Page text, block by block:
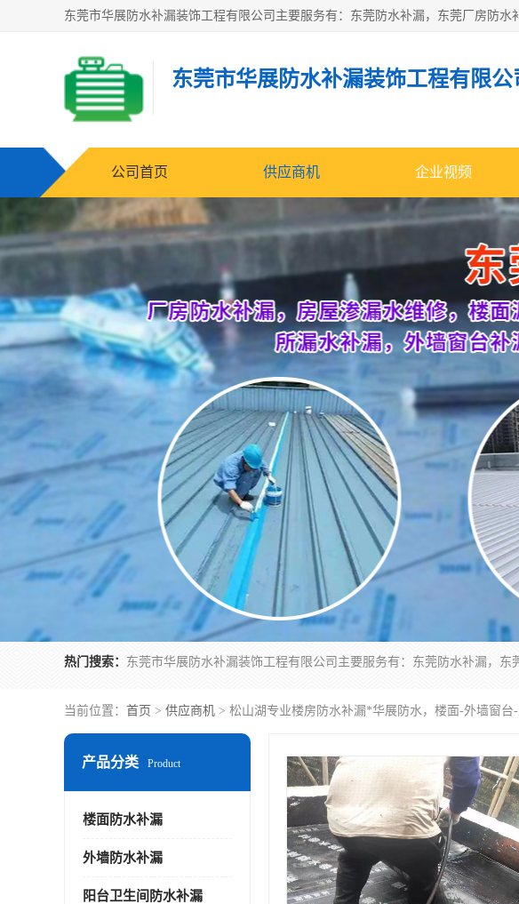
东莞市华展防水补漏装饰工程有限公
公司首页 供应商机 企业视频
热门搜索：
当前位置： 首页 > 供应商机 > 松山湖专业楼房防水补漏*华展防水，楼面-外墙窗台
产品分类 Product
楼面防水补漏
外墙防水补漏
阳台卫生间防水补漏